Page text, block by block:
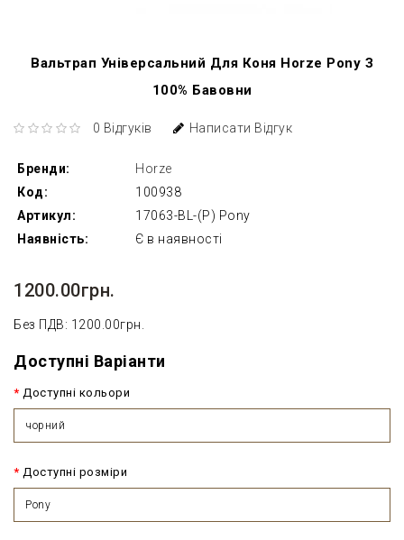
Вальтрап Універсальний Для Коня Horze Pony З
100% Бавовни
0 Відгуків Написати Відгук
Бренди:
Horze
Код:
100938
Артикул:
17063-BL-(P) Pony
Наявність:
Є в наявності
1200.00грн.
Без ПДВ: 1200.00грн.
Доступні Варіанти
Доступні кольори
чорний
Доступні розміри
Pony